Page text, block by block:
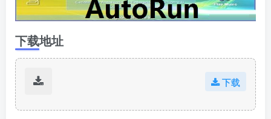
下载地址
下载